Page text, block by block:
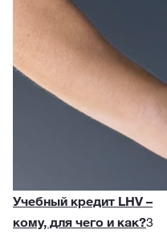
Учебный кредит LHV –
кому, для чего и как?3